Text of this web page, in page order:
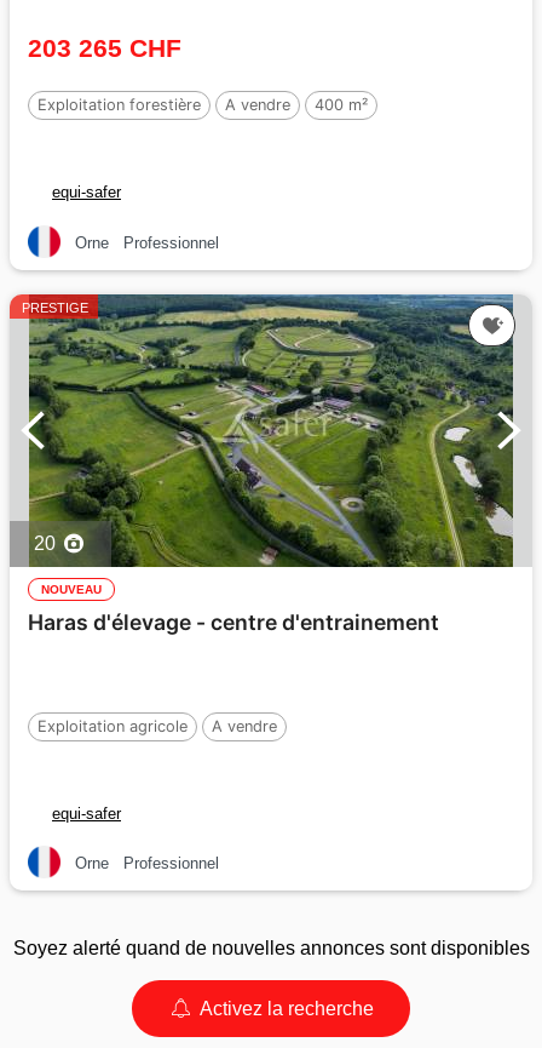
203 265 CHF
Exploitation forestière A vendre 400 m²
equi-safer
Orne Professionnel
PRESTIGE
20
NOUVEAU
Haras d'élevage - centre d'entrainement
Exploitation agricole A vendre
equi-safer
Orne Professionnel
Soyez alerté quand de nouvelles annonces sont disponibles
Activez la recherche